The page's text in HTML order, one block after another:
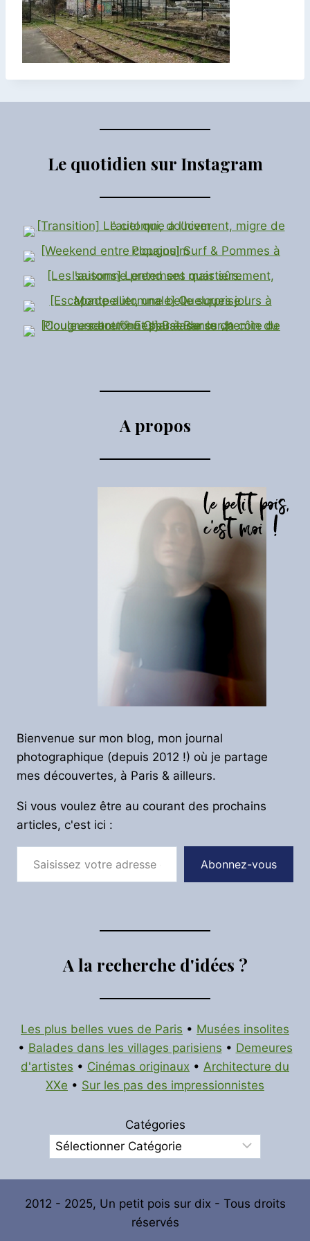
Le quotidien sur Instagram
A propos
Bienvenue sur mon blog, mon journal
photographique (depuis 2012 !) où je partage
mes découvertes, à Paris & ailleurs.
Si vous voulez être au courant des prochains
articles, c'est ici :
Saisissez votre adresse e-mail…
Abonnez-vous
A la recherche d'idées ?
Les plus belles vues de Paris • Musées insolites
• Balades dans les villages parisiens • Demeures
d'artistes • Cinémas originaux • Architecture du
XXe • Sur les pas des impressionnistes
Catégories
2012 - 2025, Un petit pois sur dix - Tous droits
réservés